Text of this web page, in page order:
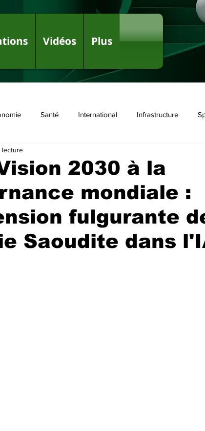
Vidéos Plus
Santé International Infrastructure
Politique
2030 à la
mondiale :
fulgurante
Saoudite dans
lecture
sur 5.